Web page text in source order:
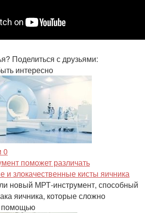
Поделиться с друзьями:
интересно
0
поможет различать
и злокачественные кисты яичника
новый МРТ-инструмент, способный
яичника, которые сложно
помощью